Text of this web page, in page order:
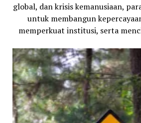
global, dan krisis kemanusiaan,
untuk membangun
memperkuat institusi, serta